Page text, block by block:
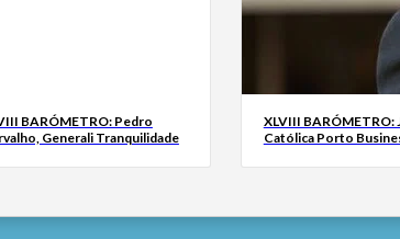
BARÓMETRO: Pedro
Generali Tranquilidade
XLVIII BARÓMETRO:
Católica Porto